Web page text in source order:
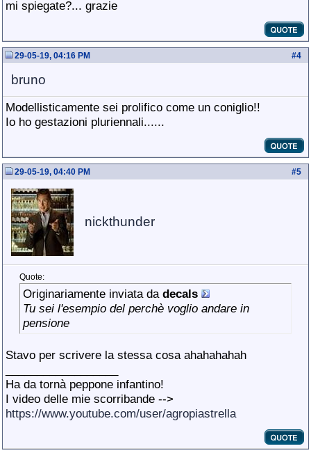
mi spiegate?... grazie
#4
29-05-19, 04:16 PM
bruno
Modellisticamente sei prolifico come un coniglio!!
Io ho gestazioni pluriennali......
#5
29-05-19, 04:40 PM
nickthunder
Quote:
Originariamente inviata da decals
Tu sei l'esempio del perchè voglio andare in
pensione
Stavo per scrivere la stessa cosa ahahahahah
Ha da tornà peppone infantino!
I video delle mie scorribande -->
https://www.youtube.com/user/agropiastrella